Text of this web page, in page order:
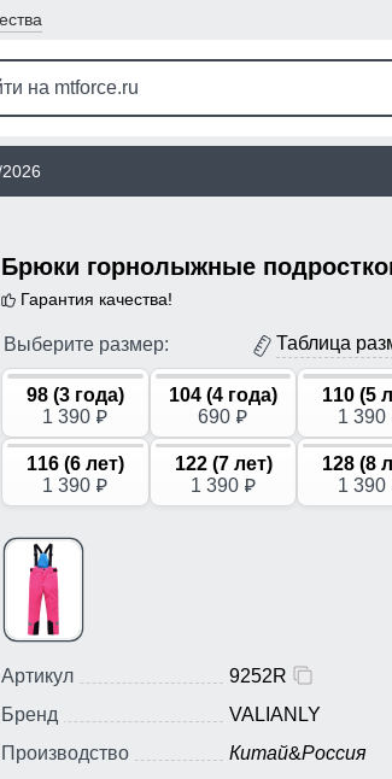
Гарантия качества!
Выберите размер: Таблица
98 (3 года)
1 390 p
104 (4 года)
690 p
110 (5
1 390
116 (6 лет)
1 390 p
122 (7 лет)
1 390 p
128 (8
1 390
Артикул
9252R
Бренд
VALIANLY
Производство
Китай&Россия